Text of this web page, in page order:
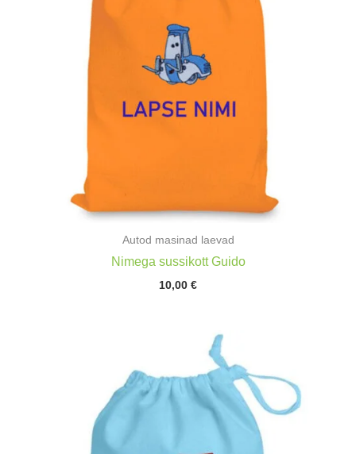
Autod masinad laevad
Nimega sussikott Guido
10,00 €